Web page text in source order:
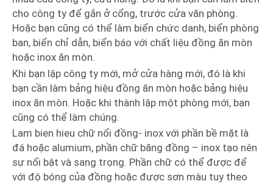
cho công ty để gắn ở cổng, trước cửa văn phòng.
Hoặc bạn cũng có thể làm biển chức danh, biển phòng
ban, biển chỉ dẫn, biển báo với chất liệu đồng ăn mòn
hoặc inox ăn mòn.
Khi bạn lập công ty mới, mở cửa hàng mới, đó là khi
bạn cần làm bảng hiệu đồng ăn mòn hoặc bảng hiệu
inox ăn mòn. Hoặc khi thành lập một phòng mới, bạn
cũng có thể làm chúng.
Lam bien hieu chữ nổi đồng- inox với phần bề mặt là
đá hoặc alumium, phần chữ băng đồng – inox tạo nên
sự nổi bật và sang trọng. Phần chữ có thể được để
với độ bóng của đồng hoặc được sơn màu tuy theo